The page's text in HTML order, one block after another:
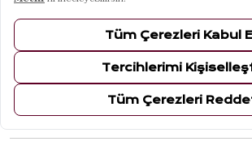
Ölçüler